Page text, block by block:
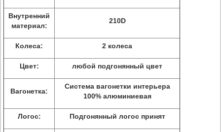
Внутренний
материал:
210D
Колеса: 2 колеса
Цвет: любой подгонянный цвет
Вагонетка:
Система вагонетки интерьера
100% алюминиевая
Логос: Подгонянный логос принят